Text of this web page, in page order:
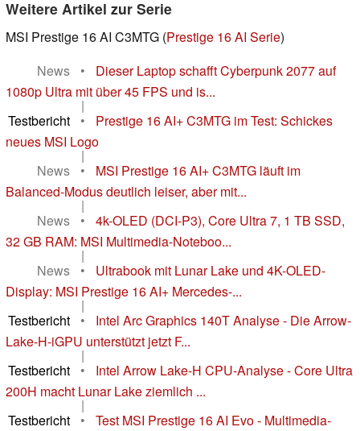
Weitere Artikel zur Serie
MSI Prestige 16 AI C3MTG (Prestige 16 AI Serie)
News
•
Dieser Laptop schafft Cyberpunk 2077 auf
1080p Ultra mit über 45 FPS und is...
|
Testbericht
•
Prestige 16 AI+ C3MTG im Test: Schickes
neues MSI Logo
|
News
•
MSI Prestige 16 AI+ C3MTG läuft im
Balanced-Modus deutlich leiser, aber mit...
|
News
•
4k-OLED (DCI-P3), Core Ultra 7, 1 TB SSD,
32 GB RAM: MSI Multimedia-Noteboo...
|
News
•
Ultrabook mit Lunar Lake und 4K-OLED-
Display: MSI Prestige 16 AI+ Mercedes-...
|
Testbericht
•
Intel Arc Graphics 140T Analyse - Die Arrow-
Lake-H-iGPU unterstützt jetzt F...
|
Testbericht
•
Intel Arrow Lake-H CPU-Analyse - Core Ultra
200H macht Lunar Lake ziemlich ...
|
Testbericht
•
Test MSI Prestige 16 AI Evo - Multimedia-